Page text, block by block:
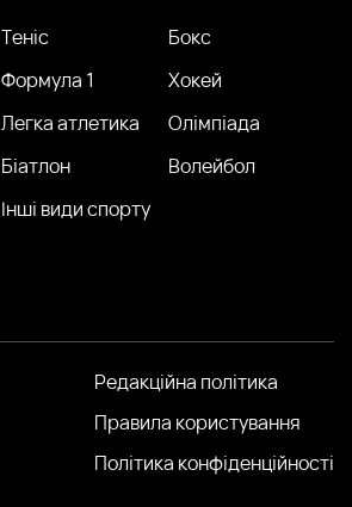
Теніс
Бокс
Формула 1
Хокей
Легка атлетика
Олімпіада
Біатлон
Волейбол
Інші види спорту
Редакційна політика
Правила користування
Політика конфіденційності